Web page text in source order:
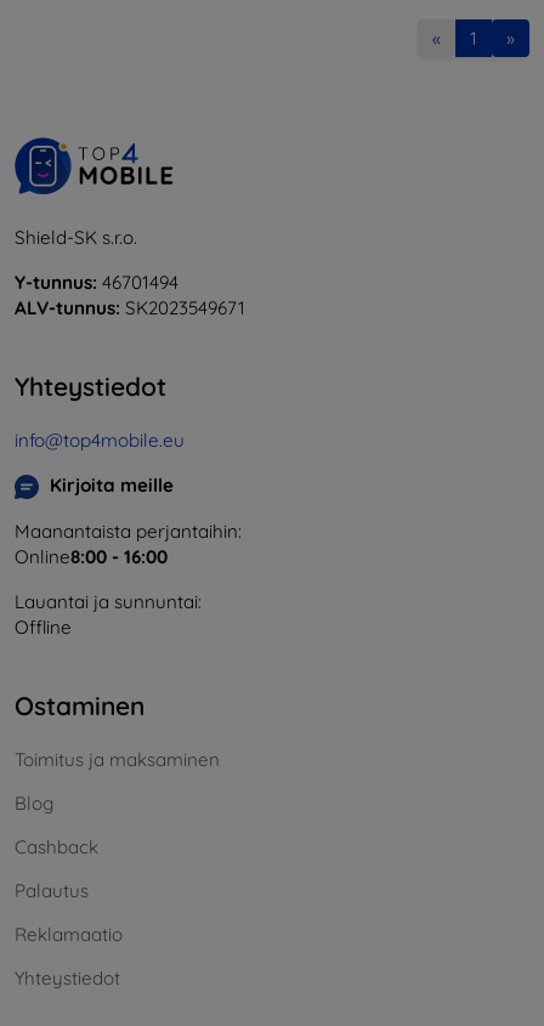
« 1 »
Shield-SK s.r.o.
Y-tunnus: 46701494
ALV-tunnus: SK2023549671
Yhteystiedot
info@top4mobile.eu
Kirjoita meille
Maanantaista perjantaihin:
Online8:00 - 16:00
Lauantai ja sunnuntai:
Offline
Ostaminen
Toimitus ja maksaminen
Blog
Cashback
Palautus
Reklamaatio
Yhteystiedot